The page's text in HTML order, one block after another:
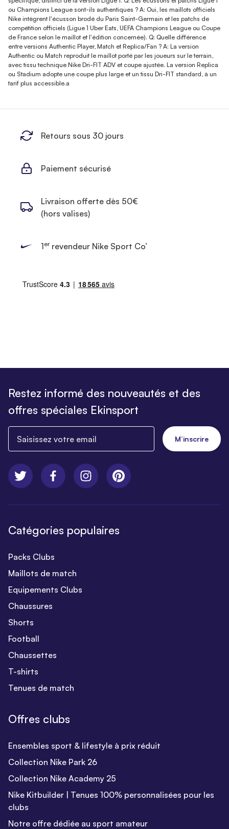
ou Champions League sont-ils authentiques ? A: Oui, les maillots officiels
Nike intègrent l'écusson brodé du Paris Saint-Germain et les patchs de
compétition officiels (Ligue 1 Uber Eats, UEFA Champions League ou Coupe
de France selon le maillot et l'édition concernée). Q: Quelle différence
entre versions Authentic Player, Match et Replica/Fan ? A: La version
Authentic ou Match reproduit le maillot porté par les joueurs sur le terrain,
avec tissu technique Nike Dri-FIT ADV et coupe ajustée. La version Replica
ou Stadium adopte une coupe plus large et un tissu Dri-FIT standard, à un
tarif plus accessible.a
Retours sous 30 jours
Paiement sécurisé
Livraison offerte dès 50€
(hors valises)
1errevendeur Nike Sport Co’
Restez informé des nouveautés et des
offres spéciales Ekinsport
M’inscrire
Catégories populaires
Packs Clubs
Maillots de match
Equipements Clubs
Chaussures
Shorts
Football
Chaussettes
T-shirts
Tenues de match
Offres clubs
Ensembles sport & lifestyle à prix réduit
Collection Nike Park 26
Collection Nike Academy 25
Nike Kitbuilder | Tenues 100% personnalisées pour les
clubs
Notre offre dédiée au sport amateur